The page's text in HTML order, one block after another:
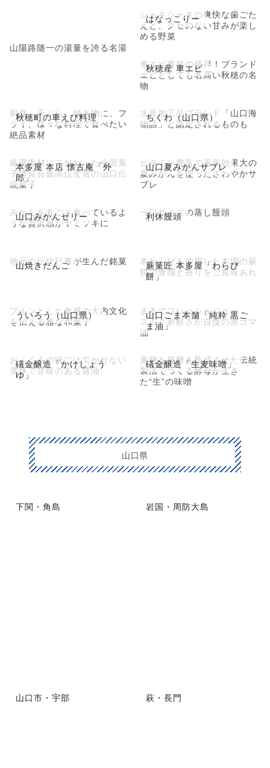
山陽路随一の湯量を誇る名湯
はなっこりー
シャキシャキの爽快な歯ごた
えと、クセのない甘みが楽し
める野菜
秋穂産 車エビ
車エビ養殖の発祥！ブランド
エビとしても名高い秋穂の名
物
秋穂町の車えび料理
刺身、天ぷら、焼き物に、フ
ライ、様々な料理で食べたい
絶品素材
ちくわ（山口県）
水産加工品ブランド「山口海
物語」と認定されるものも
本多屋 本店 懐古庵「外
郎」
厳選素材にこだわった全国菓
子博覧会最高位受賞の山口伝
統菓子
山口夏みかんサブレ
ビタミン豊富で美肌効果大の
夏みかんを使ったさわやかサ
ブレ
山口みかんゼリー
みかんを丸ごと食べているよ
うな贅沢感がヤミツキに
利休饅頭
一口サイズの蒸し饅頭
山焼きだんご
地元の伝統行事が生んだ銘菓
蕨菓匠 本多屋「わらび
餅」
本わらびを使用した本場の蕨
餅の食感と香りをご賞味あれ
ういろう（山口県）
プルンとした食感の大内文化
を伝える雅な和菓子
山口ごま本舗「純粋 黒ご
ま油」
まるでフレッシュジュー
ス！？新鮮さが自慢の黒ゴマ
油
礒金醸造「かけしょう
ゆ」
おふくろの味には欠かせない
濃厚で甘味のある醤油
礒金醸造「生麦味噌」
麦麹を発酵＆熟成させた伝統
製法でつくる酵母が生き
た“生”の味噌
山口県
下関・角島 岩国・周防大島
山口市・宇部 萩・長門